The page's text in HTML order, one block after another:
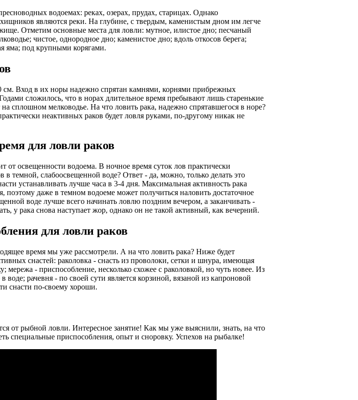
водоемах: реках, озерах, прудах, старицах. Однако
являются реки. На глубине, с твердым, каменистым дном им легче
Отметим основные места для ловли: мутное, илистое дно; песчаный
чистое, однородное дно; каменистое дно; вдоль откосов берега;
яма; под крупными корягами.
см. Вход в их норы надежно спрятан камнями, корнями прибрежных
сложилось, что в норах длительное время пребывают лишь старенькие
сплошном мелководье. На что ловить рака, надежно спрятавшегося в норе?
неактивных раков будет ловля руками, по-другому никак не
для ловли раков
от освещенности водоема. В ночное время суток лов практически
темной, слабоосвещенной воде? Ответ - да, можно, только делать это
устанавливать лучше часа в 3-4 дня. Максимальная активность рака
поэтому даже в темном водоеме может получиться наловить достаточное
воде лучше всего начинать ловлю поздним вечером, а заканчивать -
у рака снова наступает жор, однако он не такой активный, как вечерний.
для ловли раков
время мы уже рассмотрели. А на что ловить рака? Ниже будет
снастей: раколовка - снасть из проволоки, сетки и шнура, имеющая
мережа - приспособление, несколько схожее с раколовкой, но чуть новее. Из
воде; рачевня - по своей сути является корзиной, вязаной из капроновой
снасти по-своему хороши.
от рыбной ловли. Интересное занятие! Как мы уже выяснили, знать, на что
специальные приспособления, опыт и сноровку. Успехов на рыбалке!